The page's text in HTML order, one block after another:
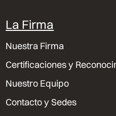
La Firma
Nuestra Firma
Certificaciones y
Nuestro Equipo
Contacto y Sedes